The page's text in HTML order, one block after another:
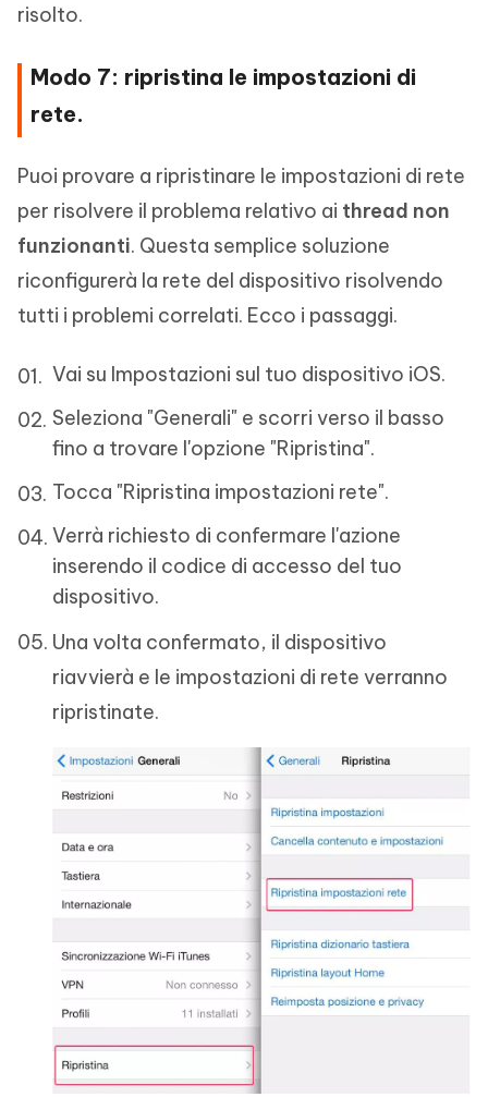
risolto.
Modo 7: ripristina le impostazioni di
rete.
Puoi provare a ripristinare le impostazioni di rete
per risolvere il problema relativo ai thread non
funzionanti. Questa semplice soluzione
riconfigurerà la rete del dispositivo risolvendo
tutti i problemi correlati. Ecco i passaggi.
Vai su Impostazioni sul tuo dispositivo iOS.
Seleziona "Generali" e scorri verso il basso
fino a trovare l'opzione "Ripristina".
Tocca "Ripristina impostazioni rete".
Verrà richiesto di confermare l'azione
inserendo il codice di accesso del tuo
dispositivo.
Una volta confermato, il dispositivo
riavvierà e le impostazioni di rete verranno
ripristinate.